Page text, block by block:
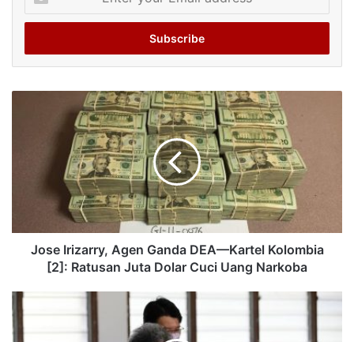
your
Email
Jose Irizarry, Agen Ganda DEA—Kartel Kolombia
[2]: Ratusan Juta Dolar Cuci Uang Narkoba